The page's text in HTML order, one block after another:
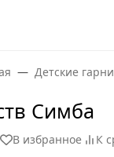
Детские
Симба
В избранное К